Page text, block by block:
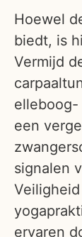
Hoewel
biedt, is
Vermijd
een
signalen
ervaren